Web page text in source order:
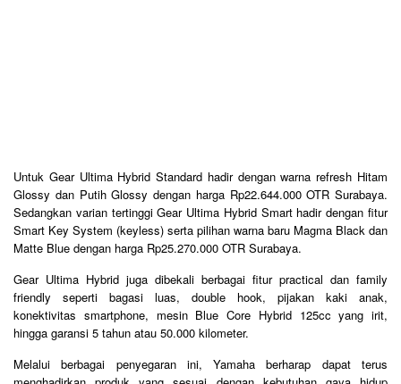
Untuk Gear Ultima Hybrid Standard hadir dengan warna refresh Hitam
Glossy dan Putih Glossy dengan harga Rp22.644.000 OTR Surabaya.
Sedangkan varian tertinggi Gear Ultima Hybrid Smart hadir dengan fitur
Smart Key System (keyless) serta pilihan warna baru Magma Black dan
Matte Blue dengan harga Rp25.270.000 OTR Surabaya.
Gear Ultima Hybrid juga dibekali berbagai fitur practical dan family
friendly seperti bagasi luas, double hook, pijakan kaki anak,
konektivitas smartphone, mesin Blue Core Hybrid 125cc yang irit,
hingga garansi 5 tahun atau 50.000 kilometer.
Melalui berbagai penyegaran ini, Yamaha berharap dapat terus